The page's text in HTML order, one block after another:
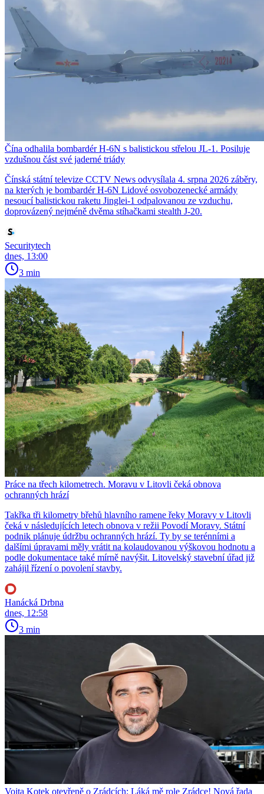
Čína odhalila bombardér H-6N s balistickou střelou JL-1. Posiluje
vzdušnou část své jaderné triády
Čínská státní televize CCTV News odvysílala 4. srpna 2026 záběry,
na kterých je bombardér H-6N Lidové osvobozenecké armády
nesoucí balistickou raketu Jinglei-1 odpalovanou ze vzduchu,
doprovázený nejméně dvěma stíhačkami stealth J-20.
Securitytech
dnes, 13:00
3 min
Práce na třech kilometrech. Moravu v Litovli čeká obnova
ochranných hrází
Takřka tři kilometry břehů hlavního ramene řeky Moravy v Litovli
čeká v následujících letech obnova v režii Povodí Moravy. Státní
podnik plánuje údržbu ochranných hrází. Ty by se terénními a
dalšími úpravami měly vrátit na kolaudovanou výškovou hodnotu a
podle dokumentace také mírně navýšit. Litovelský stavební úřad již
zahájil řízení o povolení stavby.
Hanácká Drbna
dnes, 12:58
3 min
Vojta Kotek otevřeně o Zrádcích: Láká mě role Zrádce! Nová řada